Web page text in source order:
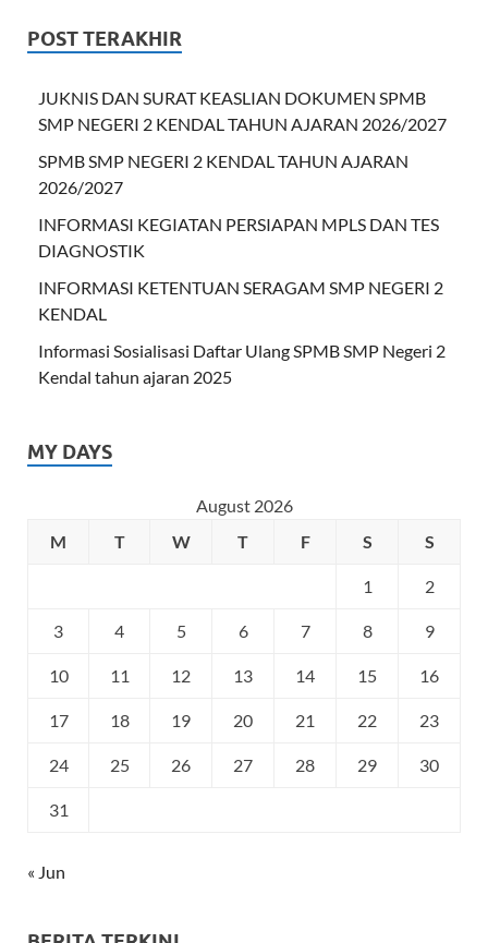
POST TERAKHIR
JUKNIS DAN SURAT KEASLIAN DOKUMEN SPMB
SMP NEGERI 2 KENDAL TAHUN AJARAN 2026/2027
SPMB SMP NEGERI 2 KENDAL TAHUN AJARAN
2026/2027
INFORMASI KEGIATAN PERSIAPAN MPLS DAN TES
DIAGNOSTIK
INFORMASI KETENTUAN SERAGAM SMP NEGERI 2
KENDAL
Informasi Sosialisasi Daftar Ulang SPMB SMP Negeri 2
Kendal tahun ajaran 2025
MY DAYS
August 2026
M
T W T F S S
1 2
3 4 5 6 7 8 9
10 11 12 13 14 15 16
17 18 19 20 21 22 23
24 25 26 27 28 29 30
31
« Jun